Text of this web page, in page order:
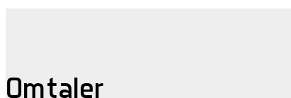
Omtaler